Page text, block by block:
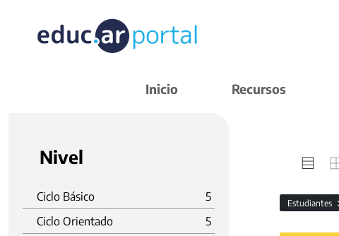
Inicio Recursos
Nivel
Ciclo Básico
5
Ciclo Orientado
5
Estudiantes